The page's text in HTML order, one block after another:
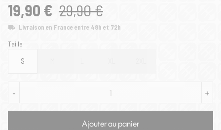
19,90 € 29,90 €
Livraison en France entre 48h et 72h
Taille
S
- +
Ajouter au panier